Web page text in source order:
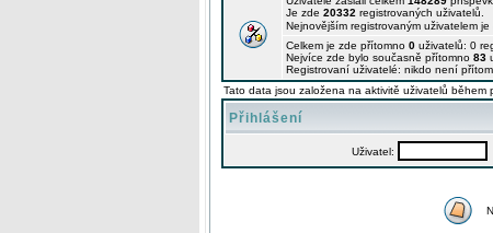
Je zde 20332 registrovaných uživatelů.
Nejnovějším registrovaným uživatelem je
Celkem je zde přítomno 0 uživatelů: 0
Nejvíce zde bylo současně přítomno 83
Registrovaní uživatelé: nikdo není
Tato data jsou založena na aktivitě uživatelů během
Přihlášení
Uživatel: